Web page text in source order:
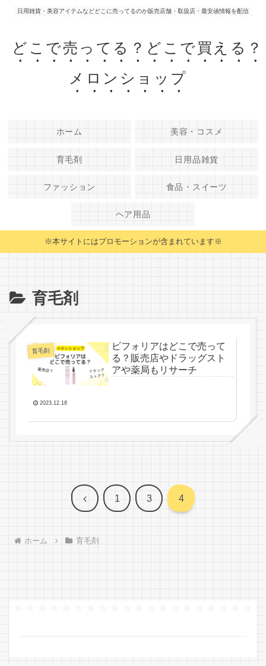
日用雑貨・美容アイテムなどどこに売ってるのか販売店舗・取扱店・最安値情報を配信
どこで売ってる？どこで買える？
メロンショップ
ホーム 美容・コスメ
育毛剤 日用品雑貨
ファッション 食品・スイーツ
ヘア用品
※本サイトにはプロモーションが含まれています※
育毛剤
育毛剤
ビフォリアはどこで売って
る？販売店やドラッグスト
アや薬局もリサーチ
2023.12.18
前 1 3 4
ホーム 育毛剤